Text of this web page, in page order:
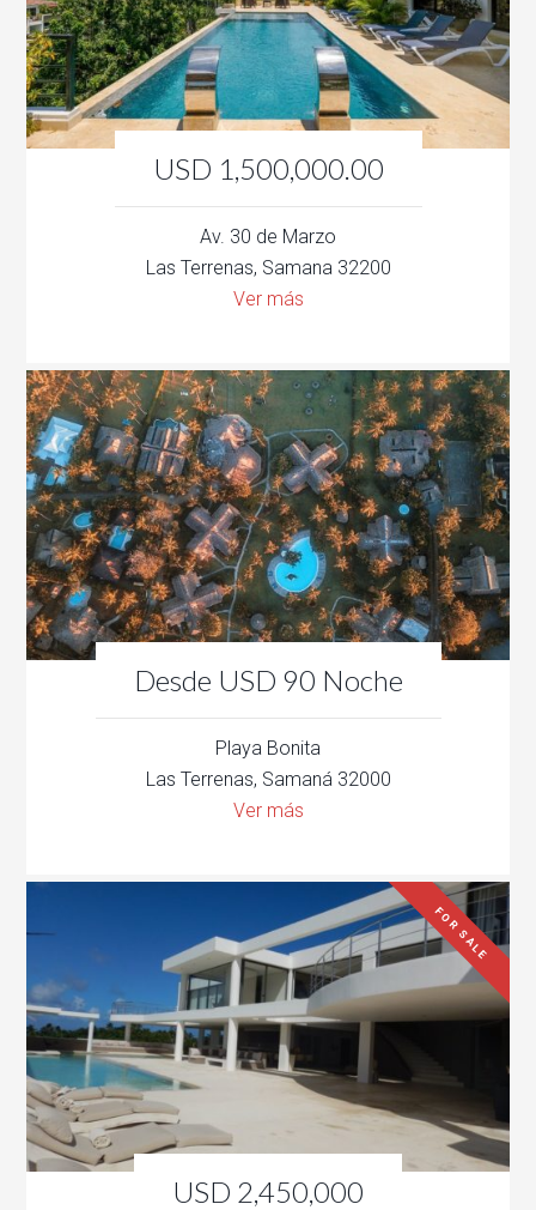
USD 1,500,000.00
Av. 30 de Marzo
Las Terrenas, Samana 32200
Ver más
Desde USD 90 Noche
Playa Bonita
Las Terrenas, Samaná 32000
Ver más
USD 2,450,000
FOR SALE